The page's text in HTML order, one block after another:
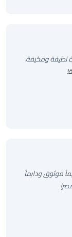
نظيفة ومكيفة.
موثوق ودايماً